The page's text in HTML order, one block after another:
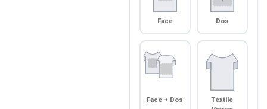
Face Dos
Face + Dos
Textile